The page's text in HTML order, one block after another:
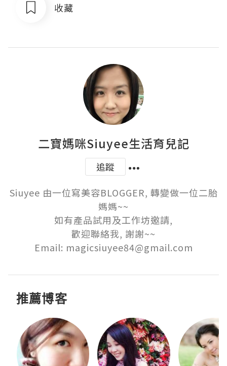
收藏
二寶媽咪Siuyee生活育兒記
追蹤
Siuyee 由一位寫美容BLOGGER, 轉變做一位二胎
媽媽~~
如有產品試用及工作坊邀請,
歡迎聯絡我, 謝謝~~
Email: magicsiuyee84@gmail.com
推薦博客